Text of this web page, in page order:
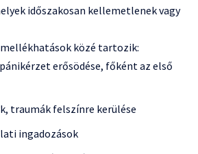
időszakosan kellemetlenek vagy
közé tartozik:
erősödése, főként az első
traumák felszínre kerülése
ingadozások